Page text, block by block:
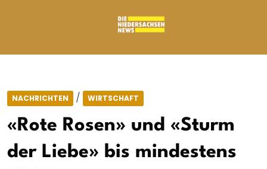
NACHRICHTEN / WIRTSCHAFT
«Rote Rosen» und «Sturm
der Liebe» bis mindestens